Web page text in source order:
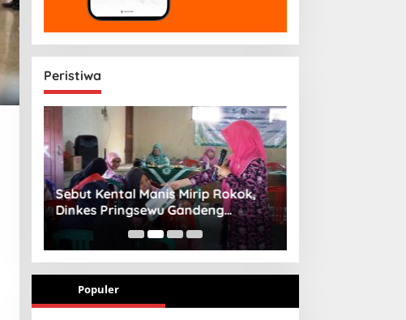
Peristiwa
Sebut Kental Manis Mirip Rokok,
Dinkes Pringsewu Gandeng
Aisyiyah Desak Regulasi Gizi Anak
Populer